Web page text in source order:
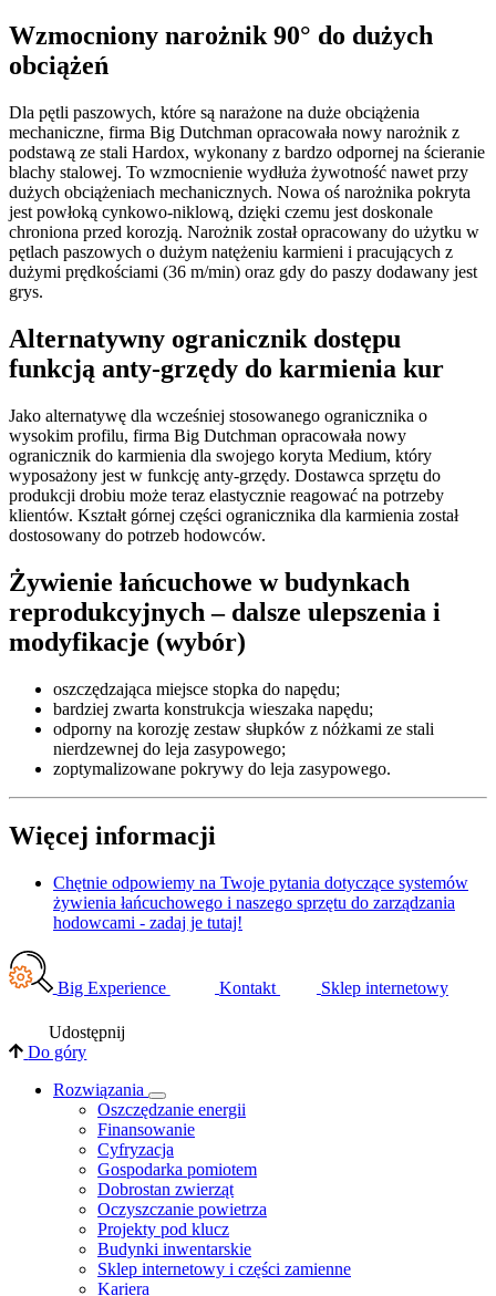
Wzmocniony narożnik 90° do dużych
obciążeń
Dla pętli paszowych, które są narażone na duże obciążenia
mechaniczne, firma Big Dutchman opracowała nowy narożnik z
podstawą ze stali Hardox, wykonany z bardzo odpornej na ścieranie
blachy stalowej. To wzmocnienie wydłuża żywotność nawet przy
dużych obciążeniach mechanicznych. Nowa oś narożnika pokryta
jest powłoką cynkowo-niklową, dzięki czemu jest doskonale
chroniona przed korozją. Narożnik został opracowany do użytku w
pętlach paszowych o dużym natężeniu karmieni i pracujących z
dużymi prędkościami (36 m/min) oraz gdy do paszy dodawany jest
grys.
Alternatywny ogranicznik dostępu
funkcją anty-grzędy do karmienia kur
Jako alternatywę dla wcześniej stosowanego ogranicznika o
wysokim profilu, firma Big Dutchman opracowała nowy
ogranicznik do karmienia dla swojego koryta Medium, który
wyposażony jest w funkcję anty-grzędy. Dostawca sprzętu do
produkcji drobiu może teraz elastycznie reagować na potrzeby
klientów. Kształt górnej części ogranicznika dla karmienia został
dostosowany do potrzeb hodowców.
Żywienie łańcuchowe w budynkach
reprodukcyjnych – dalsze ulepszenia i
modyfikacje (wybór)
oszczędzająca miejsce stopka do napędu;
bardziej zwarta konstrukcja wieszaka napędu;
odporny na korozję zestaw słupków z nóżkami ze stali
nierdzewnej do leja zasypowego;
zoptymalizowane pokrywy do leja zasypowego.
Więcej informacji
Chętnie odpowiemy na Twoje pytania dotyczące systemów
żywienia łańcuchowego i naszego sprzętu do zarządzania
hodowcami - zadaj je tutaj!
Big Experience Kontakt Sklep internetowy
Udostępnij
Do góry
Rozwiązania
​Oszczędzanie energii
Finansowanie
Cyfryzacja
Gospodarka pomiotem
Dobrostan zwierząt
Oczyszczanie powietrza
Projekty pod klucz
Budynki inwentarskie
Sklep internetowy i części zamienne
Kariera